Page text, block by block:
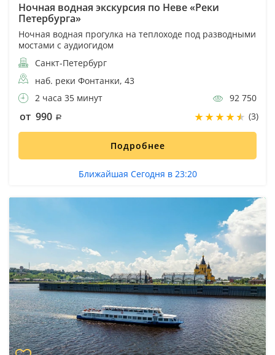
Ночная водная экскурсия по Неве «Реки
Петербурга»
Ночная водная прогулка на теплоходе под разводными
мостами с аудиогидом
Санкт-Петербург
наб. реки Фонтанки, 43
2 часа 35 минут
92 750
от 990 (3)
Подробнее
Ближайшая Сегодня в 23:20